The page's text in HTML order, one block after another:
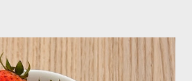
粉 2g 6g 80g 乾酵母 3.3g 10g --------- 吉
13g ---------- 細砂糖 4g 13g 170g 粗砂